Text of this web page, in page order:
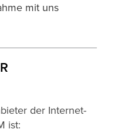
mit uns
der Internet-
ist: